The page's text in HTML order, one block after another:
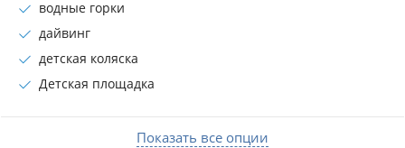
водные горки
дайвинг
детская коляска
Детская площадка
Показать все опции